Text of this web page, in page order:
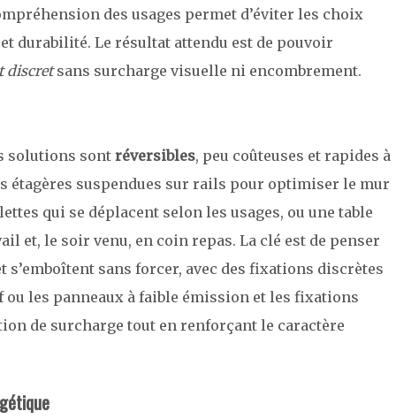
des usages permet d’éviter les choix
durabilité. Le résultat attendu est de pouvoir
discretsans surcharge visuelle ni encombrement.
solutions sontréversibles, peu coûteuses et rapides à
étagères suspendues sur rails pour optimiser le mur
qui se déplacent selon les usages, ou une table
et, le soir venu, en coin repas. La clé est de penser
s’emboîtent sans forcer, avec des fixations discrètes
ou les panneaux à faible émission et les fixations
de surcharge tout en renforçant le caractère